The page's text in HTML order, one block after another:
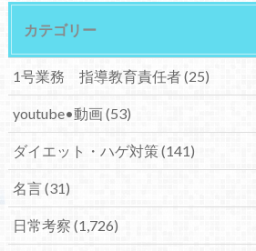
カテゴリー
1号業務 指導教育責任者(25)
youtube•動画(53)
ダイエット・ハゲ対策(141)
名言(31)
日常考察 (1,726)